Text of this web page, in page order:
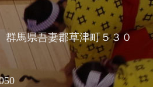
馬県吾妻郡草津町５３０